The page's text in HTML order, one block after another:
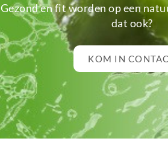
Gezond en fit worden op een
dat ook?
KOM IN